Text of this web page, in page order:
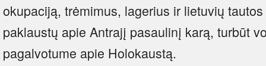
okupaciją, trėmimus, lagerius ir lietuvių
paklaustų apie Antrajį pasaulinį karą, turbūt
pagalvotume apie Holokaustą.